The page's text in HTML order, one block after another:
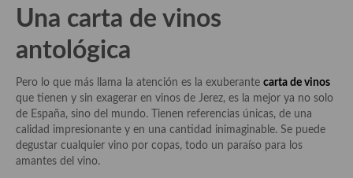
Pescado y Marisco
Postres y dulces
Postres con frutas
Quesos, recetas
Salazones y encurtidos
Una carta de vinos
antológica
Pero lo que más llama la atención es la exuberante carta de vinos
que tienen y sin exagerar en vinos de Jerez, es la mejor ya no solo
de España, sino del mundo. Tienen referencias únicas, de una
calidad impresionante y en una cantidad inimaginable. Se puede
degustar cualquier vino por copas, todo un paraíso para los
amantes del vino.